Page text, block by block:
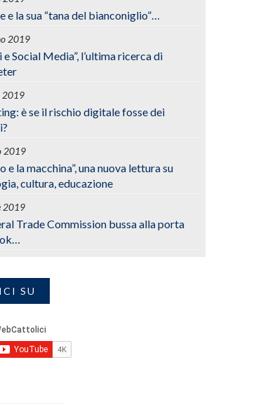
e la sua “tana del bianconiglio”…
2019
e Social Media”, l’ultima ricerca di
2019
è se il rischio digitale fosse dei
2019
e la macchina”, una nuova lettura su
cultura, educazione
2019
Trade Commission bussa alla porta
SU